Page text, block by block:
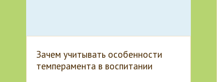
Зачем учитывать особенности
темперамента в воспитании